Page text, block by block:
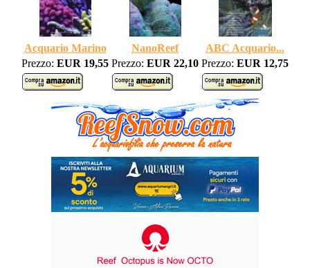
Acquario Marino NanoReef
ABC Acquario...
Prezzo: EUR 19,55 Prezzo: EUR 22,10 Prezzo: EUR 12,75